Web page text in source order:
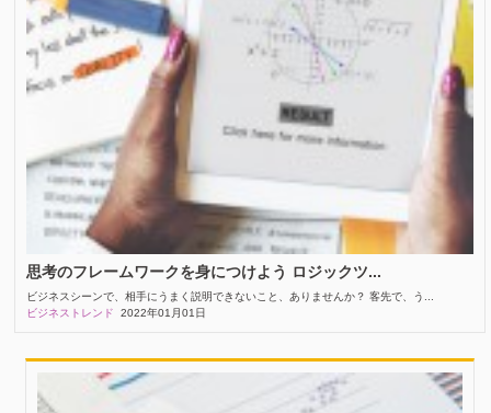
思考のフレームワークを身につけよう ロジックツ...
ビジネスシーンで、相手にうまく説明できないこと、ありませんか？ 客先で、う...
ビジネストレンド
2022年01月01日